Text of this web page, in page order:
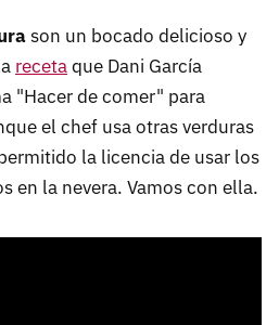
son un bocado delicioso y
recetaque Dani García
"Hacer de comer" para
el chef usa otras verduras
la licencia de usar los
en la nevera. Vamos con ella.